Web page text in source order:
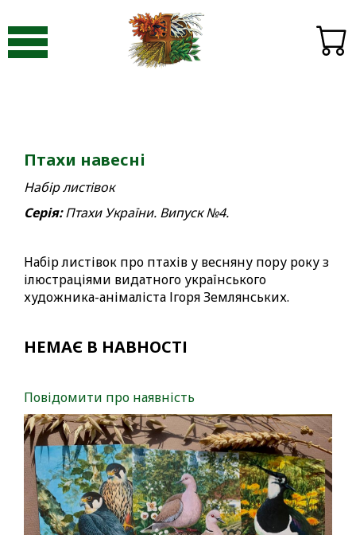
Видавництво «Пори року»-Птахи-Птахи України. Випуск №4. Весна
Птахи навесні
Набір листівок
Серія:Птахи України. Випуск №4.
Набір листівок про птахів у весняну пору року з
ілюстраціями видатного українського
художника-анімаліста Ігоря Землянських.
НЕМАЄ В НАВНОСТІ
Повідомити про наявність